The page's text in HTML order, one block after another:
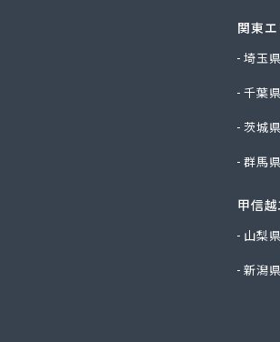
関東
埼玉県
千葉県
茨城県
群馬県
甲信
山梨県
新潟県